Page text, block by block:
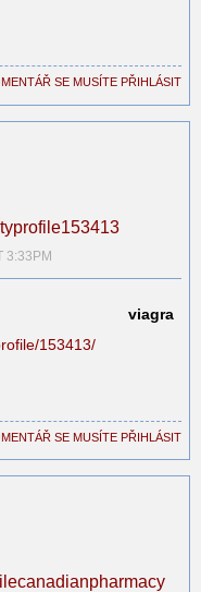
SE MUSÍTE PŘIHLÁSIT
3:33PM
153413/
SE MUSÍTE PŘIHLÁSIT